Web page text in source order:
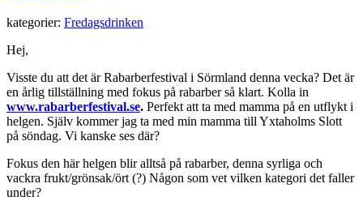
kategorier: Fredagsdrinken
Hej,
Visste du att det är Rabarberfestival i Sörmland denna vecka? Det är
en årlig tillställning med fokus på rabarber så klart. Kolla in
www.rabarberfestival.se. Perfekt att ta med mamma på en utflykt i
helgen. Själv kommer jag ta med min mamma till Yxtaholms Slott
på söndag. Vi kanske ses där?
Fokus den här helgen blir alltså på rabarber, denna syrliga och
vackra frukt/grönsak/ört (?) Någon som vet vilken kategori det faller
under?